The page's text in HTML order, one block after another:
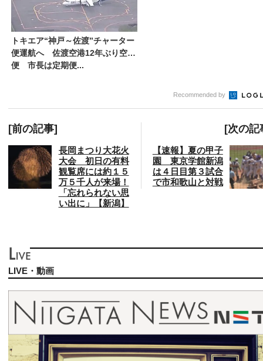
トキエア“神戸～佐渡”チャーター
便運航へ 佐渡空港12年ぶり空の
便 市長は定期便...
Recommended by
[前の記事]
長岡まつり大花火
大会 初日の有料
観覧席には約１５
万５千人が来場！
「忘れられない思
い出に」【新潟】
[次の記
【速報】夏の甲子
園 東京学館新潟
は４日目第３試合
で市和歌山と対戦
LIVE・動画